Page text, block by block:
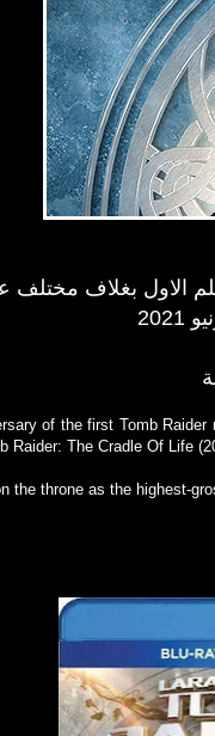
الاول بغلاف
of the first Tomb
Raider: The Cradle Of Life
the throne as the highest-